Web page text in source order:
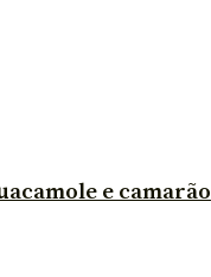
e camarão